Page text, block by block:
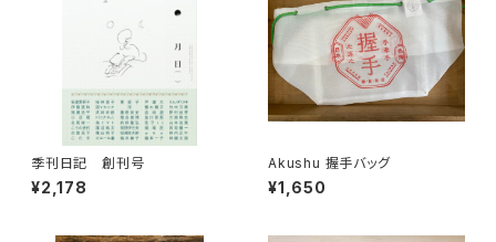
季刊日記 創刊号
¥2,178
Akushu 握手バッグ
¥1,650